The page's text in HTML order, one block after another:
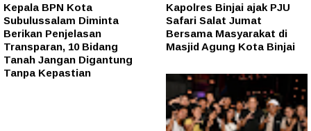
Kepala BPN Kota
Subulussalam Diminta
Berikan Penjelasan
Transparan, 10 Bidang
Tanah Jangan Digantung
Tanpa Kepastian
Kapolres Binjai ajak PJU
Safari Salat Jumat
Bersama Masyarakat di
Masjid Agung Kota Binjai